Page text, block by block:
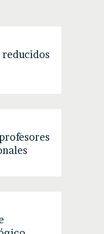
reducidos